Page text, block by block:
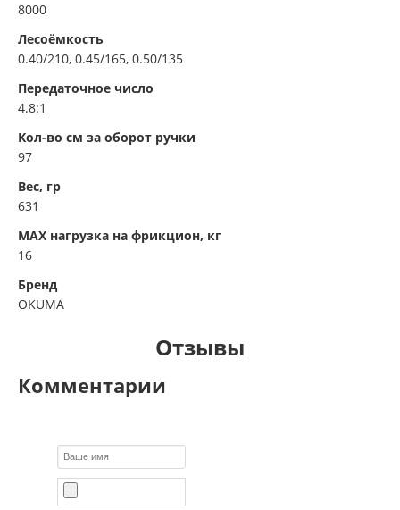
8000
Лесоёмкость
0.40/210, 0.45/165, 0.50/135
Передаточное число
4.8:1
Кол-во см за оборот ручки
97
Вес, гр
631
MAX нагрузка на фрикцион, кг
16
Бренд
OKUMA
Отзывы
Комментарии